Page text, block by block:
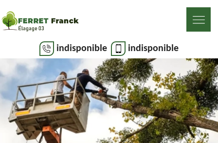
indisponible indisponible